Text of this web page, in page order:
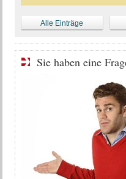
Alle Einträge
Sie haben eine